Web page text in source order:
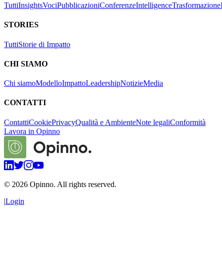
TuttiInsightsVociPubblicazioniConferenzeIntelligenceTrasformazione
STORIES
TuttiStorie di Impatto
CHI SIAMO
Chi siamoModelloImpattoLeadershipNotizieMedia
CONTATTI
ContattiCookiePrivacyQualità e AmbienteNote legaliConformità
Lavora in Opinno
© 2026 Opinno. All rights reserved.
|Login